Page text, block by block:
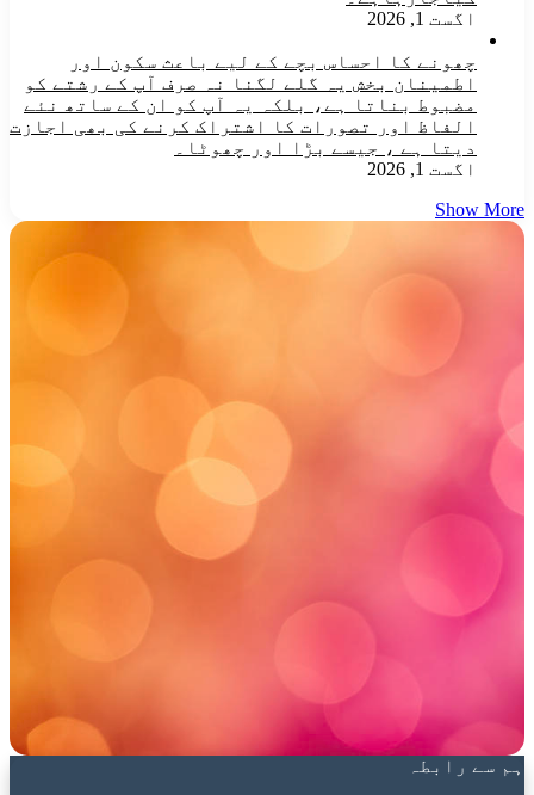
اگست 1, 2026
چھونے کا احساس بچے کے لیے باعث سکون اور
اطمینان بخش یہ گلے لگنا نہ صرف آپ کے رشتے کو
مضبوط بناتا ہے، بلکہ یہ آپ کو ان کے ساتھ نئے
الفاظ اور تصورات کا اشتراک کرنے کی بھی اجازت
دیتا ہے ، جیسے بڑا اور چھوٹا۔
اگست 1, 2026
Show More
ہم سے رابطہ